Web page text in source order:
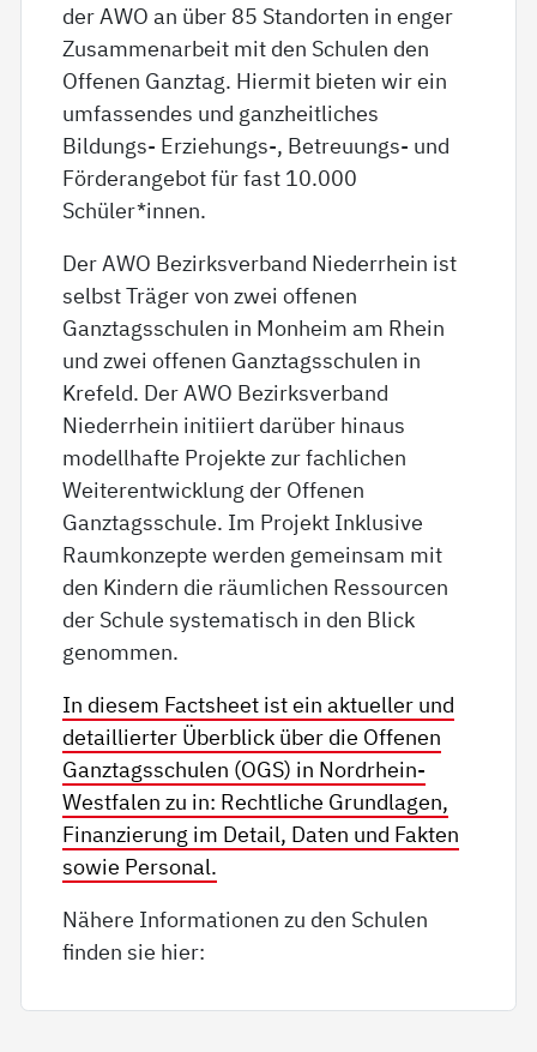
der AWO an über 85 Standorten in enger
Zusammenarbeit mit den Schulen den
Offenen Ganztag. Hiermit bieten wir ein
umfassendes und ganzheitliches
Bildungs- Erziehungs-, Betreuungs- und
Förderangebot für fast 10.000
Schüler*innen.
Der AWO Bezirksverband Niederrhein ist
selbst Träger von zwei offenen
Ganztagsschulen in Monheim am Rhein
und zwei offenen Ganztagsschulen in
Krefeld. Der AWO Bezirksverband
Niederrhein initiiert darüber hinaus
modellhafte Projekte zur fachlichen
Weiterentwicklung der Offenen
Ganztagsschule. Im Projekt Inklusive
Raumkonzepte werden gemeinsam mit
den Kindern die räumlichen Ressourcen
der Schule systematisch in den Blick
genommen.
In diesem Factsheet ist ein aktueller und
detaillierter Überblick über die Offenen
Ganztagsschulen (OGS) in Nordrhein-
Westfalen zu in: Rechtliche Grundlagen,
Finanzierung im Detail, Daten und Fakten
sowie Personal.
Nähere Informationen zu den Schulen
finden sie hier: